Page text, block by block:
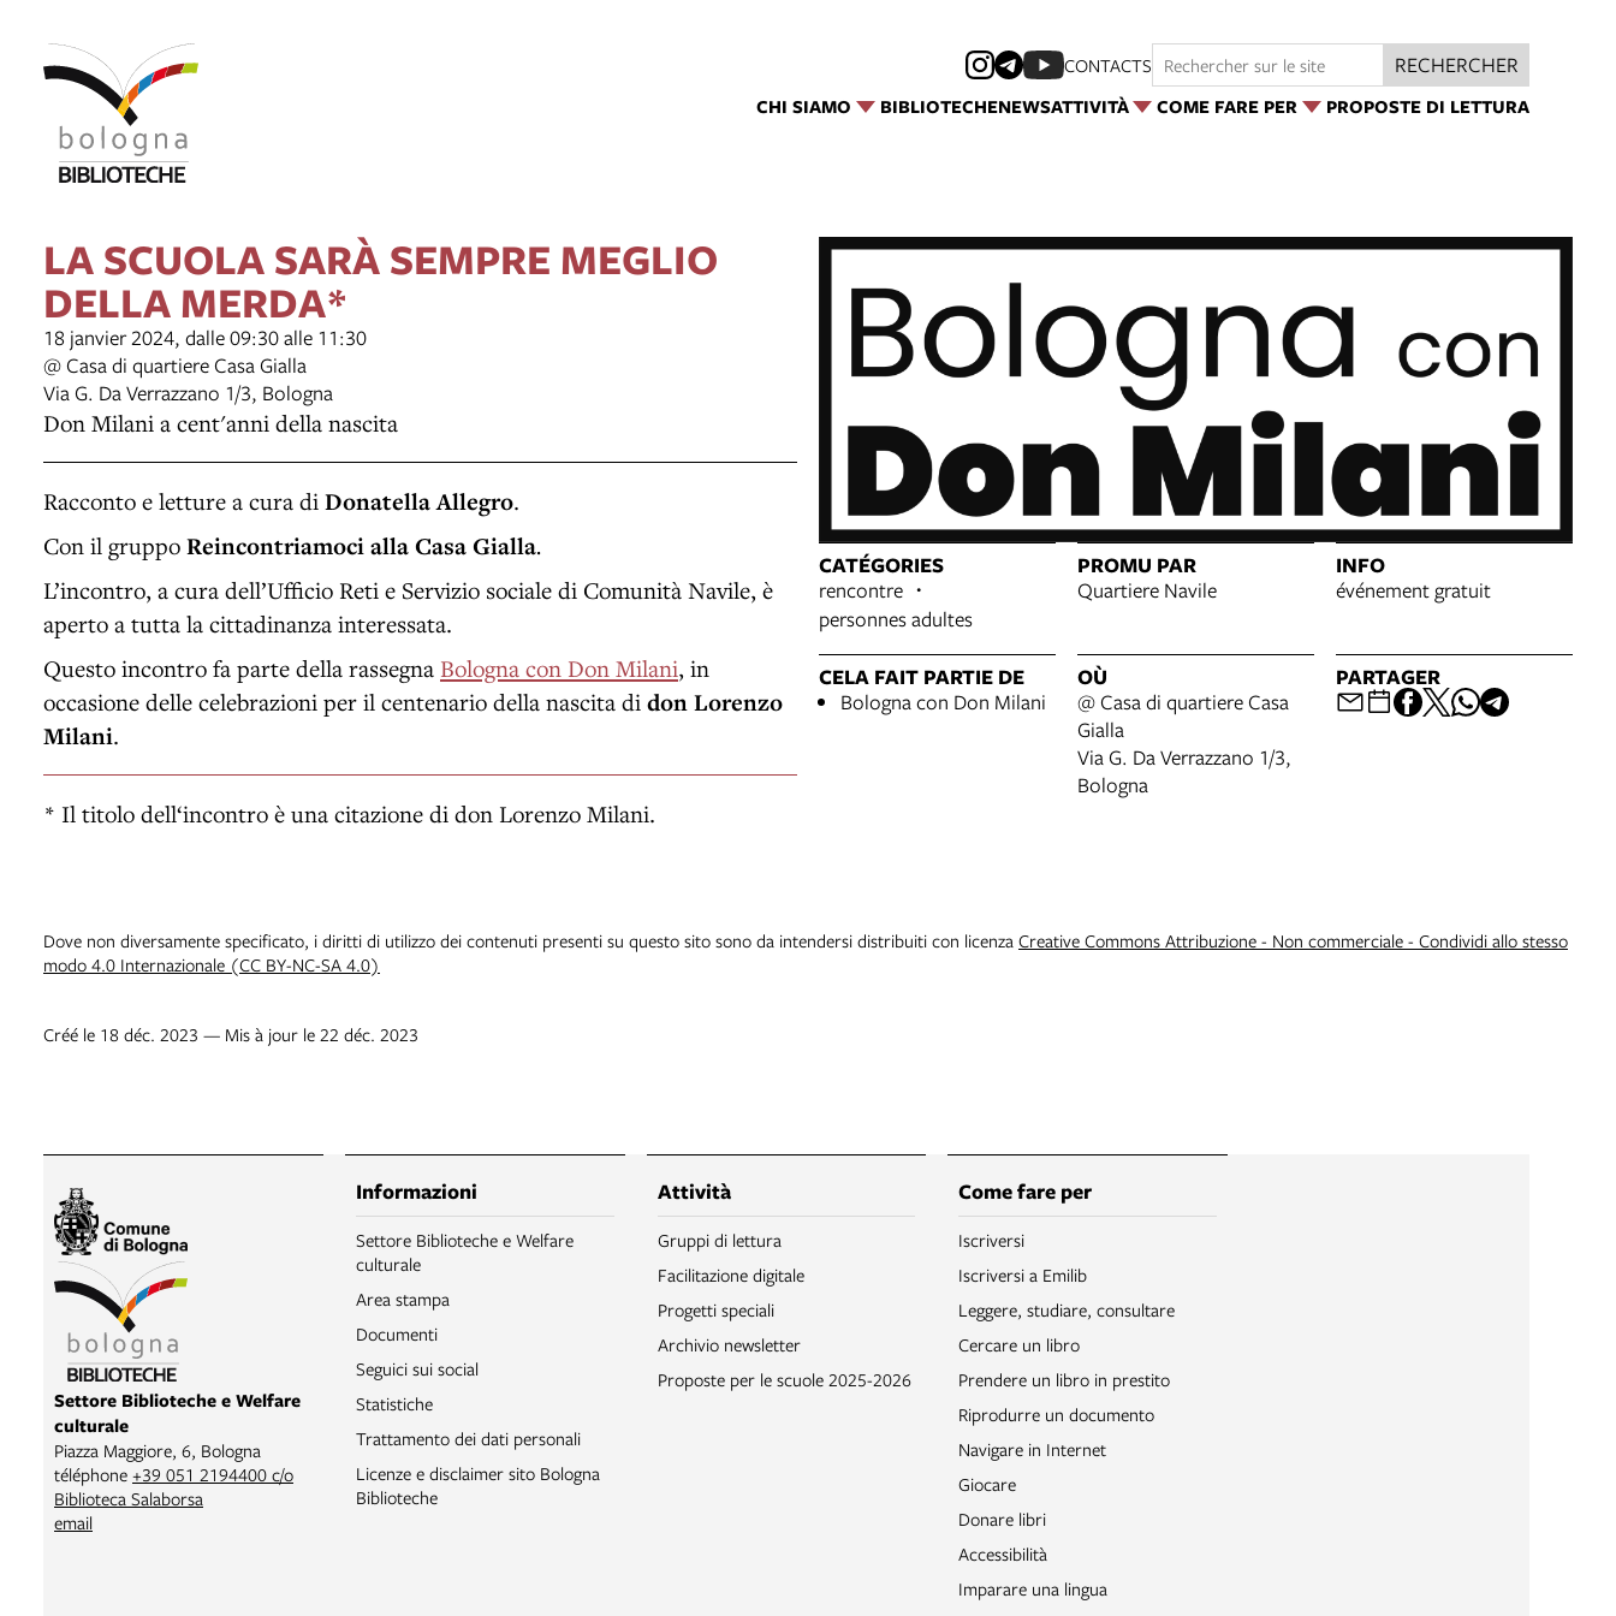
CHI SIAMO BIBLIOTECHENEWSATTIVITÀ COME FARE PER PROPOSTE DI LETTURA
CONTACTS RECHERCHER
LA SCUOLA SARÀ SEMPRE MEGLIO
DELLA MERDA*
18 janvier 2024, dalle 09:30 alle 11:30
@ Casa di quartiere Casa Gialla
Via G. Da Verrazzano 1/3, Bologna
Don Milani a cent'anni della nascita
Racconto e letture a cura di Donatella Allegro.
Con il gruppo Reincontriamoci alla Casa Gialla.
L’incontro, a cura dell’Ufficio Reti e Servizio sociale di Comunità Navile, è
aperto a tutta la cittadinanza interessata.
Questo incontro fa parte della rassegna Bologna con Don Milani, in
occasione delle celebrazioni per il centenario della nascita di don Lorenzo
Milani.
* Il titolo dell‘incontro è una citazione di don Lorenzo Milani.
CATÉGORIES
rencontre
personnes adultes
PROMU PAR
Quartiere Navile
INFO
événement gratuit
CELA FAIT PARTIE DE
Bologna con Don Milani
OÙ
@ Casa di quartiere Casa
Gialla
Via G. Da Verrazzano 1/3,
Bologna
PARTAGER
Dove non diversamente specificato, i diritti di utilizzo dei contenuti presenti su questo sito sono da intendersi distribuiti con licenza Creative Commons Attribuzione - Non commerciale - Condividi allo stesso
modo 4.0 Internazionale (CC BY-NC-SA 4.0)
Créé le 18 déc. 2023 — Mis à jour le 22 déc. 2023
Settore Biblioteche e Welfare
culturale
Piazza Maggiore, 6, Bologna
téléphone +39 051 2194400 c/o
Biblioteca Salaborsa
email
Informazioni
Settore Biblioteche e Welfare
culturale
Area stampa
Documenti
Seguici sui social
Statistiche
Trattamento dei dati personali
Licenze e disclaimer sito Bologna
Biblioteche
Attività
Gruppi di lettura
Facilitazione digitale
Progetti speciali
Archivio newsletter
Proposte per le scuole 2025-2026
Come fare per
Iscriversi
Iscriversi a Emilib
Leggere, studiare, consultare
Cercare un libro
Prendere un libro in prestito
Riprodurre un documento
Navigare in Internet
Giocare
Donare libri
Accessibilità
Imparare una lingua